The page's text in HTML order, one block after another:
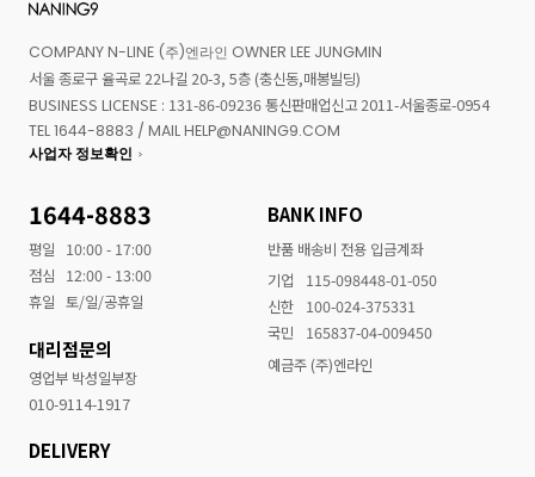
COMPANY N-LINE (주)엔라인 OWNER LEE JUNGMIN
서울 종로구 율곡로 22나길 20-3, 5층 (충신동,매봉빌딩)
BUSINESS LICENSE : 131-86-09236 통신판매업신고 2011-서울종로-0954
TEL 1644-8883 / MAIL HELP@NANING9.COM
사업자 정보확인
1644-8883
평일
10:00 - 17:00
점심
12:00 - 13:00
휴일 토/일/공휴일
대리점문의
영업부 박성일부장
010-9114-1917
BANK INFO
반품 배송비 전용 입금계좌
기업
115-098448-01-050
신한
100-024-375331
국민
165837-04-009450
예금주 (주)엔라인
DELIVERY